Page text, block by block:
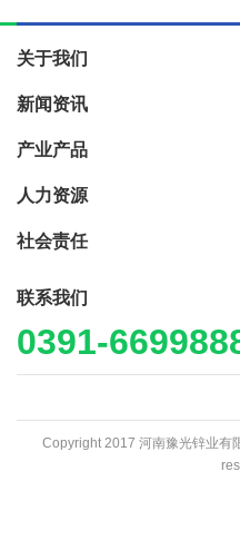
关于我们
新闻资讯
产业产品
人力资源
社会责任
联系我们
0391-
Copyright 2017 河南豫光锌业有